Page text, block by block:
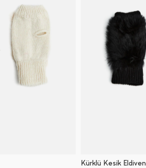
Kürklü Kesik Eldiven